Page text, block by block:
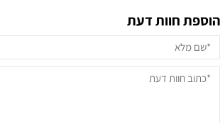
הוספת חוות דעת